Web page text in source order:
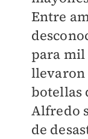
Entre
para mil
botellas
Alfredo
de